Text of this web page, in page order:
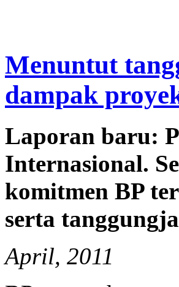
Menuntut
dampak
Laporan baru:
Internasional.
komitmen BP
serta
April, 2011